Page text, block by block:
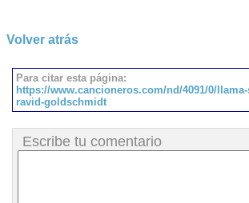
Volver atrás
Para citar esta página:
https://www.cancioneros.com/nd/4091/0/
ravid-goldschmidt
Escribe tu comentario